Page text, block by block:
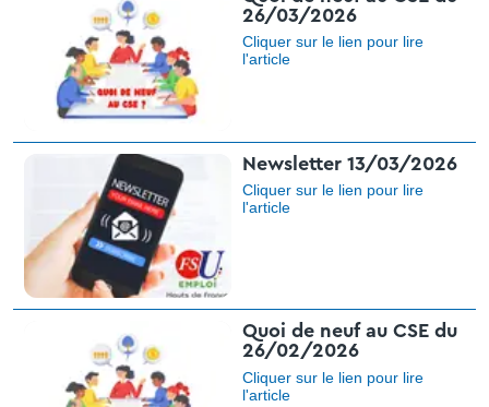
26/03/2026
Cliquer sur le lien pour lire
l'article
Newsletter 13/03/2026
Cliquer sur le lien pour lire
l'article​
Quoi de neuf au CSE du
26/02/2026
Cliquer sur le lien pour lire
l'article